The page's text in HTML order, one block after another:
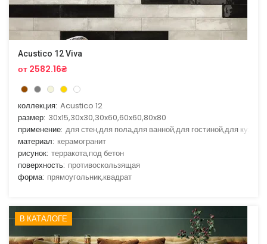
Acustico 12 Viva
от 2582.16₴
коллекция: Acustico 12
размер: 30x15,30x30,30x60,60x60,80x80
применение: для стен,для пола,для ванной,для гостиной,для кухни
материал: керамогранит
рисунок: терракота,под бетон
поверхность: противоскользящая
форма: прямоугольник,квадрат
В КАТАЛОГЕ